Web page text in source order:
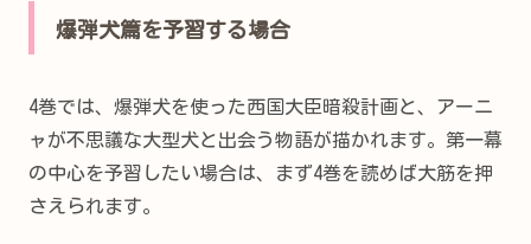
爆弾犬篇を予習する場合
4巻では、爆弾犬を使った西国大臣暗殺計画と、アーニ
ャが不思議な大型犬と出会う物語が描かれます。第一幕
の中心を予習したい場合は、まず4巻を読めば大筋を押
さえられます。